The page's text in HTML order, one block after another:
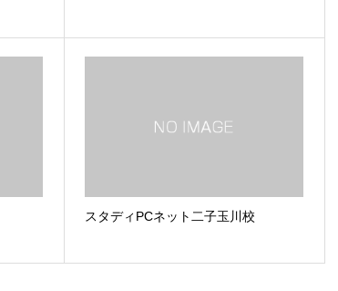
スタディPCネット二子玉川校